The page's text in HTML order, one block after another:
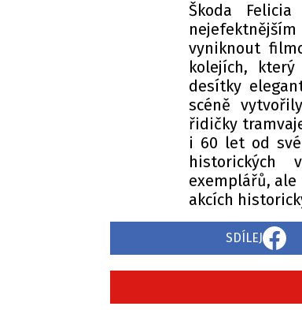
Škoda
vyniknout
kolejích,
desítky
scéně
řidičky
i 60 let od
historických
exemplářů, ale
akcích
SDÍLEJ